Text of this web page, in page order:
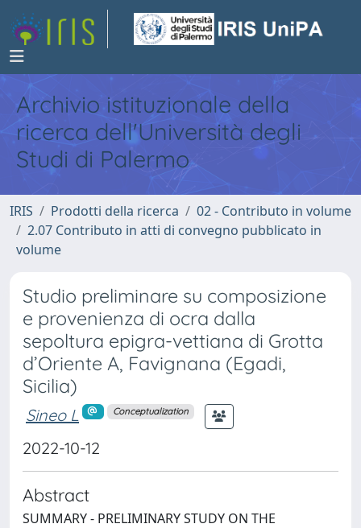
Archivio istituzionale della
ricerca dell'Università degli
Studi di Palermo
IRIS Prodotti della ricerca
02 - Contributo in volume
2.07 Contributo in atti di convegno pubblicato in
volume
Studio preliminare su composizione
e provenienza di ocra dalla
sepoltura epigra-vettiana di Grotta
d’Oriente A, Favignana (Egadi,
Sicilia)
Sineo L Conceptualization
2022-10-12
Abstract
SUMMARY - PRELIMINARY STUDY ON THE